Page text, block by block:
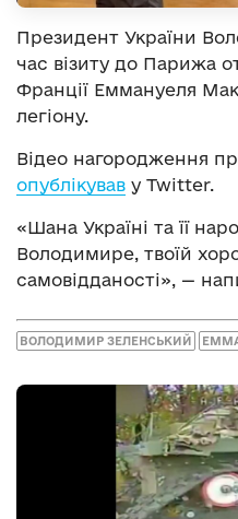
Президент України
час візиту до Парижа
Франції Еммануеля
легіону.
Відео нагородження
опублікував у Twitter.
«Шана Україні та її
Володимире, твоїй
самовідданості», —
ВОЛОДИМИР ЗЕЛЕНСЬКИЙ